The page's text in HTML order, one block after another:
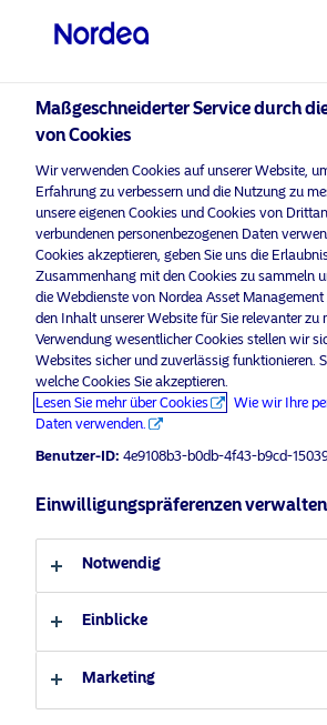
Bitte wählen Sie Ihr
aus
Land
Luxemburg
Sprache
Anleger-Typ
Professioneller Anleger
Professioneller Anleger
Maßgeschneiderter Service durch
von Cookies
Wir verwenden Cookies auf unserer Website,
Erfahrung zu verbessern und die Nutzung zu
unsere eigenen Cookies und Cookies von
verbundenen personenbezogenen Daten
Cookies akzeptieren, geben Sie uns die
Zusammenhang mit den Cookies zu sammeln
die Webdienste von Nordea Asset
den Inhalt unserer Website für Sie relevanter zu
Verwendung wesentlicher Cookies stellen wir
Websites sicher und zuverlässig funktionieren.
welche Cookies Sie akzeptieren.
Lesen Sie mehr über Cookies
Wie wir Ihre
Daten verwenden.
Benutzer-ID: 4e9108b3-b0db-4f43-b9cd-
Einwilligungspräferenzen verwalten
Notwendig
Einblicke
Marketing